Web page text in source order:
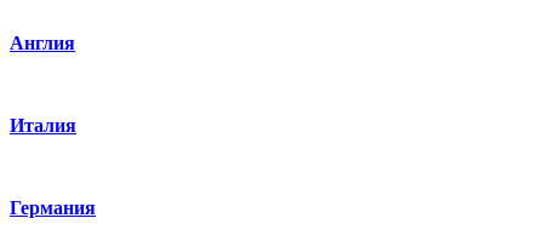
Англия
Италия
Германия